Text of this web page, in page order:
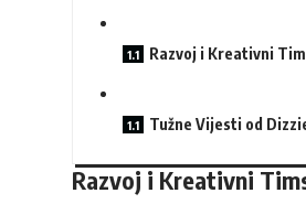
Razvoj i Kreativni
Tužne Vijesti od
Razvoj i Kreativni